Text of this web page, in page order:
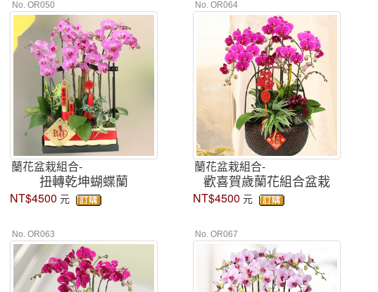
No. OR050
蘭花盆栽組合-
扭轉乾坤蝴蝶蘭
NT$4500 元
No. OR064
蘭花盆栽組合-
歡喜賀歲蘭花組合盆栽
NT$4500 元
No. OR063 No. OR067